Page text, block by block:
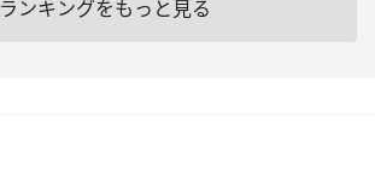
ランキングをもっと見る